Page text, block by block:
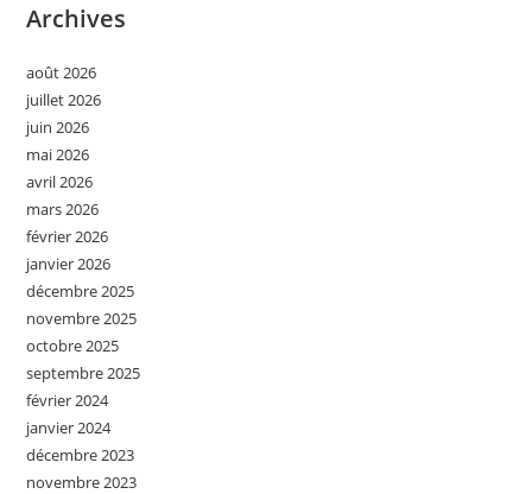
Archives
août 2026
juillet 2026
juin 2026
mai 2026
avril 2026
mars 2026
février 2026
janvier 2026
décembre 2025
novembre 2025
octobre 2025
septembre 2025
février 2024
janvier 2024
décembre 2023
novembre 2023